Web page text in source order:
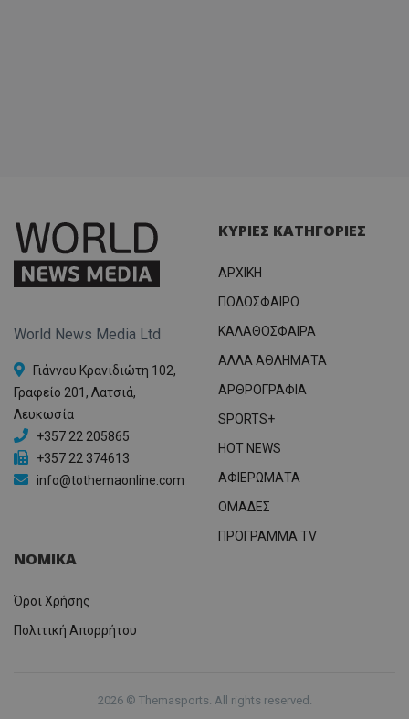
World News Media Ltd
Γιάννου Κρανιδιώτη 102,
Γραφείο 201, Λατσιά,
Λευκωσία
+357 22 205865
+357 22 374613
info@tothemaonline.com
ΚΥΡΙΕΣ ΚΑΤΗΓΟΡΙΕΣ
ΑΡΧΙΚΗ
ΠΟΔΟΣΦΑΙΡΟ
ΚΑΛΑΘΟΣΦΑΙΡΑ
ΑΛΛΑ ΑΘΛΗΜΑΤΑ
ΑΡΘΡΟΓΡΑΦΙΑ
SPORTS+
HOT NEWS
ΑΦΙΕΡΩΜΑΤΑ
ΟΜΑΔΕΣ
ΠΡΟΓΡΑΜΜΑ TV
ΝΟΜΙΚΑ
Όροι Χρήσης
Πολιτική Απορρήτου
2026 © Themasports. All rights reserved.